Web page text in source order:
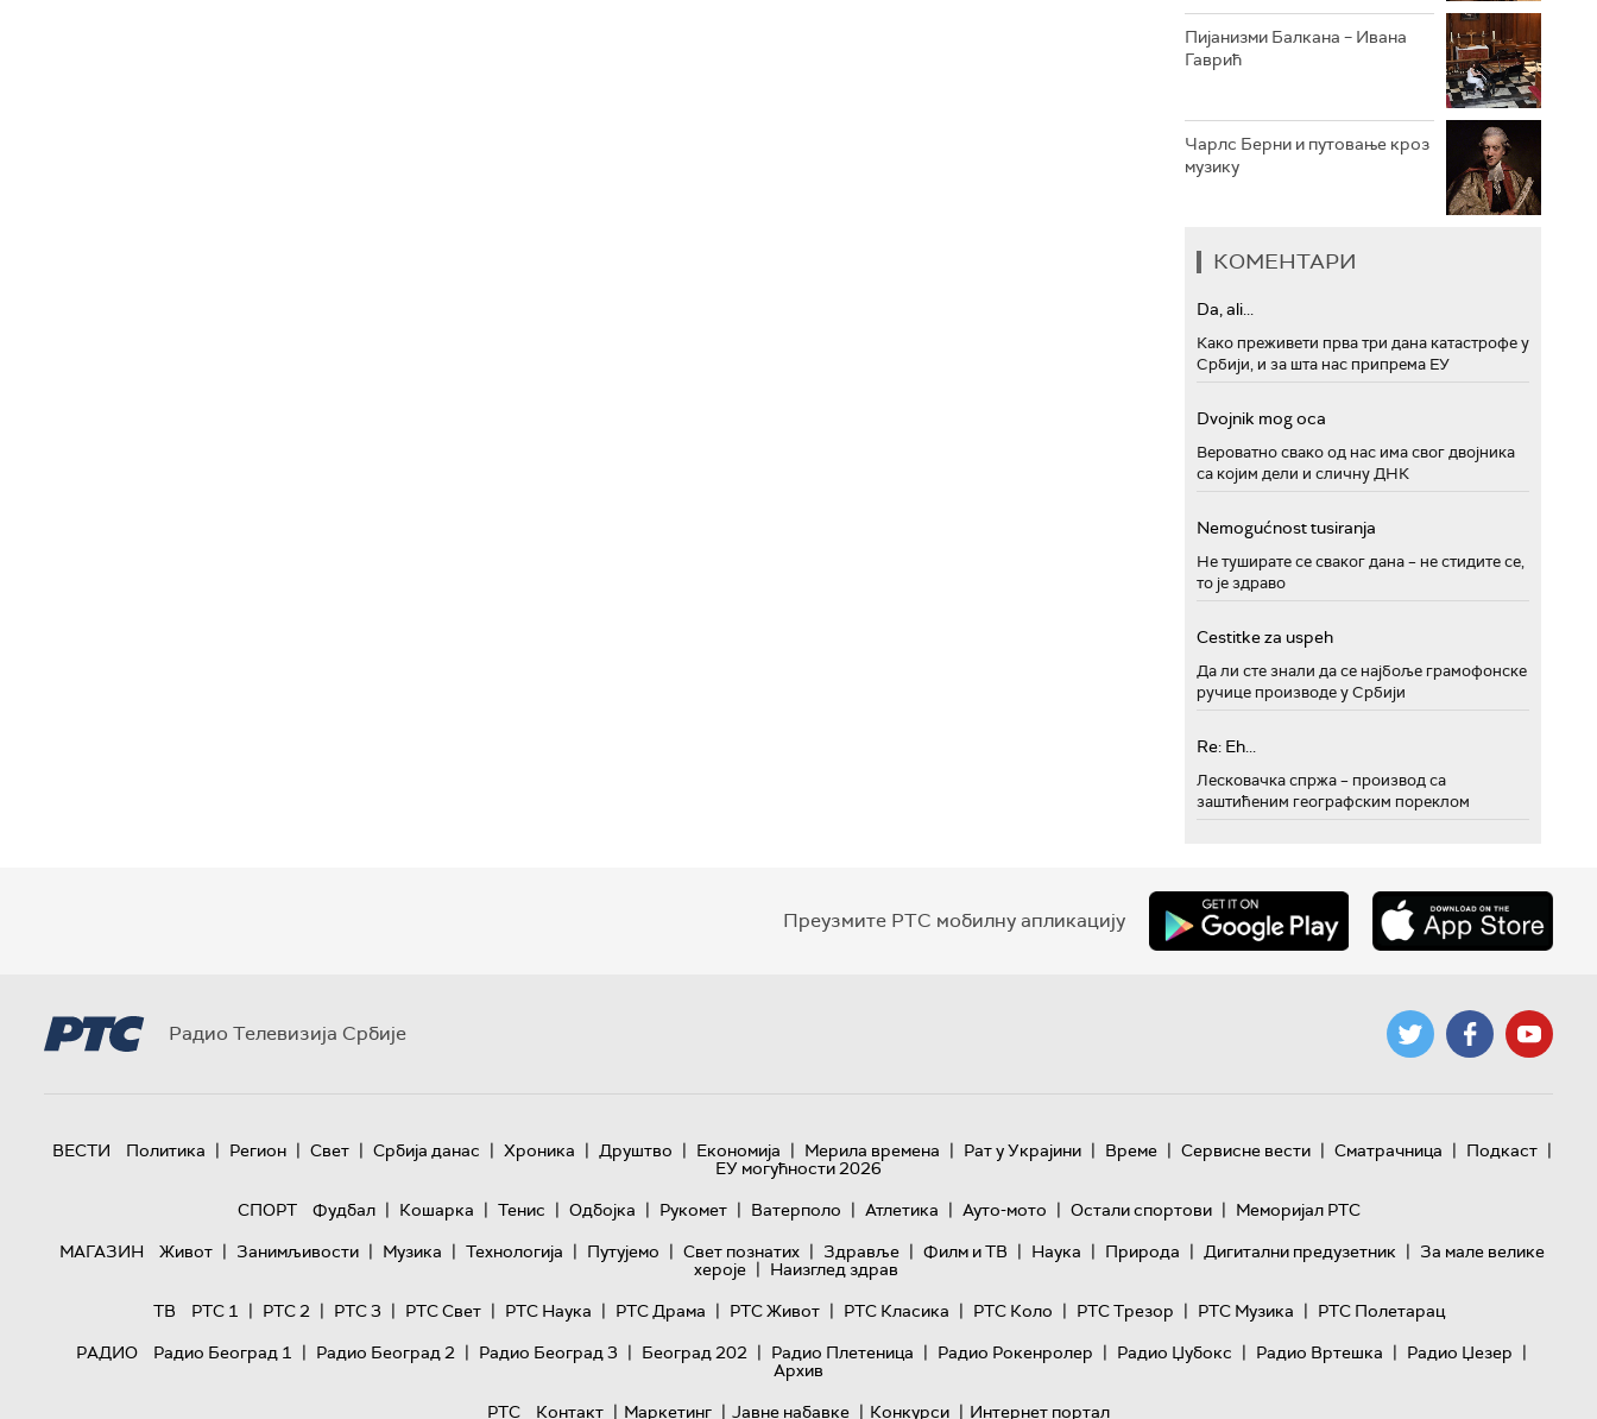
Пијанизми Балкана – Ивана
Гаврић
Чарлс Берни и путовање кроз
музику
КОМЕНТАРИ
Da, ali...
Како преживети прва три дана катастрофе у
Србији, и за шта нас припрема ЕУ
Dvojnik mog oca
Вероватно свако од нас има свог двојника
са којим дели и сличну ДНК
Nemogućnost tusiranja
Не туширате се сваког дана – не стидите се,
то је здраво
Cestitke za uspeh
Да ли сте знали да се најбоље грамофонске
ручице производе у Србији
Re: Eh...
Лесковачка спржа – производ са
заштићеним географским пореклом
Преузмите РТС мобилну апликацију
Радио Телевизија Србије
ВЕСТИ Политика | Регион | Свет | Србија данас | Хроника | Друштво | Економија | Мерила времена | Рат у Украјини | Време | Сервисне вести | Сматрачница | Подкаст |
ЕУ могућности 2026
СПОРТ
Фудбал | Кошарка | Тенис | Одбојка | Рукомет | Ватерполо | Атлетика | Ауто-мото | Остали спортови | Меморијал РТС
МАГАЗИН
Живот | Занимљивости | Музика | Технологијa | Путујемо | Свет познатих | Здравље | Филм и ТВ | Наука | Природа | Дигитални предузетник | За мале велике
хероје | Наизглед здрав
ТВ
РТС 1 | РТС 2 | РТС 3 | РТС Свет | РТС Наука | РТС Драма | РТС Живот | РТС Класика | РТС Коло | РТС Трезор | РТС Музика | РТС Полетарац
РАДИО
Радио Београд 1 | Радио Београд 2 | Радио Београд 3 | Београд 202 | Радио Плетеница | Радио Рокенролер | Радио Џубокс | Радио Вртешка | Радио Џезер |
Архив
РТС
Контакт | Маркетинг | Јавне набавке | Конкурси | Интернет портал